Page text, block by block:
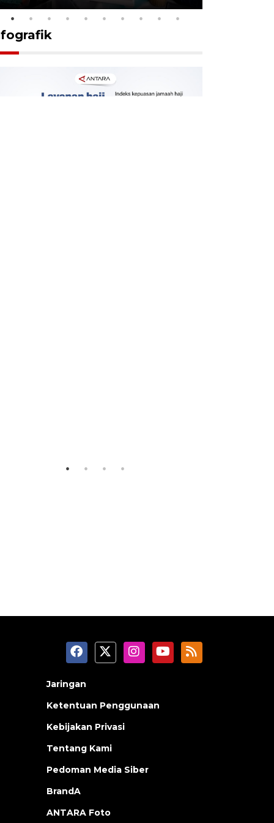
Jaringan
Ketentuan Penggunaan
Kebijakan Privasi
Tentang Kami
Pedoman Media Siber
BrandA
ANTARA Foto